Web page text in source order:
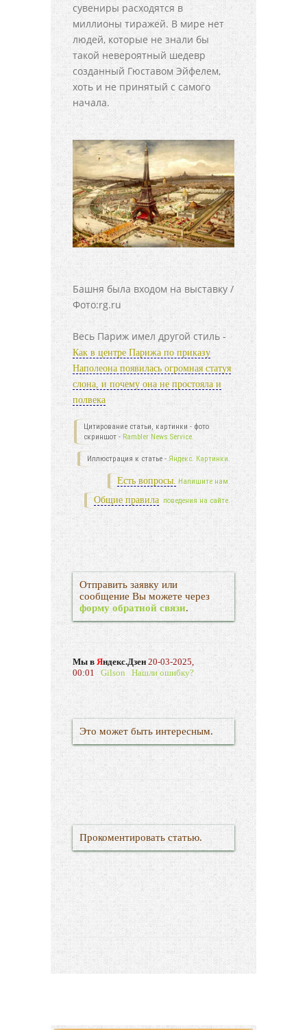
сувениры расходятся в
миллионы тиражей. В мире нет
людей, которые не знали бы
такой невероятный шедевр
созданный Гюставом Эйфелем,
хоть и не принятый с самого
начала.
Башня была входом на выставку /
Фото:rg.ru
Весь Париж имел другой стиль -
Как в центре Парижа по приказу
Наполеона появилась огромная статуя
слона, и почему она не простояла и
полвека
Цитирование статьи, картинки - фото
скриншот - Rambler News Service.
Иллюстрация к статье - Яндекс. Картинки.
Есть вопросы. Напишите нам.
Общие правила поведения на сайте.
Отправить заявку или
сообщение Вы можете через
форму обратной связи.
Мы в Яндекс.Дзен 20-03-2025,
00:01 Gilson Нашли ошибку?
Это может быть интересным.
Прокоментировать статью.